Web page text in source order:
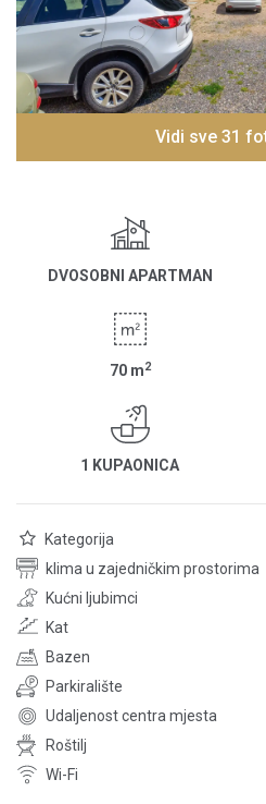
Vidi sve 31
DVOSOBNI APARTMAN
70 m2
1 KUPAONICA
Kategorija
klima u zajedničkim prostorima
Kućni ljubimci
Kat
Bazen
Parkiralište
Udaljenost centra mjesta
Roštilj
Wi-Fi